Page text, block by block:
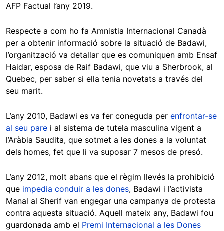
AFP Factual l’any 2019.
Respecte a com ho fa Amnistia Internacional Canadà
per a obtenir informació sobre la situació de Badawi,
l’organització va detallar que es comuniquen amb Ensaf
Haidar, esposa de Raif Badawi, que viu a Sherbrook, al
Quebec, per saber si ella tenia novetats a través del
seu marit.
L’any 2010, Badawi es va fer coneguda per enfrontar-se
al seu pare i al sistema de tutela masculina vigent a
l’Aràbia Saudita, que sotmet a les dones a la voluntat
dels homes, fet que li va suposar 7 mesos de presó.
L’any 2012, molt abans que el règim llevés la prohibició
que impedia conduir a les dones, Badawi i l’activista
Manal al Sherif van engegar una campanya de protesta
contra aquesta situació. Aquell mateix any, Badawi fou
guardonada amb el Premi Internacional a les Dones